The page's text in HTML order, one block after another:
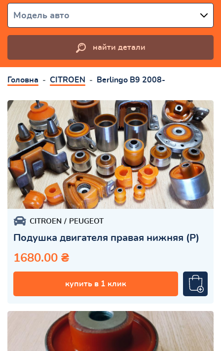
Модель авто
найти детали
Головна CITROEN Berlingo B9 2008-
CITROEN PEUGEOT
Подушка двигателя правая нижняя (Р)
1680.00 ₴
купить в 1 клик